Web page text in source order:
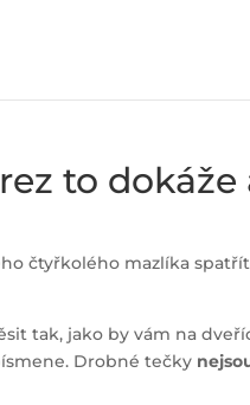
to
čtyřkolého mazlíka
tak, jako by vám na
Drobné tečky